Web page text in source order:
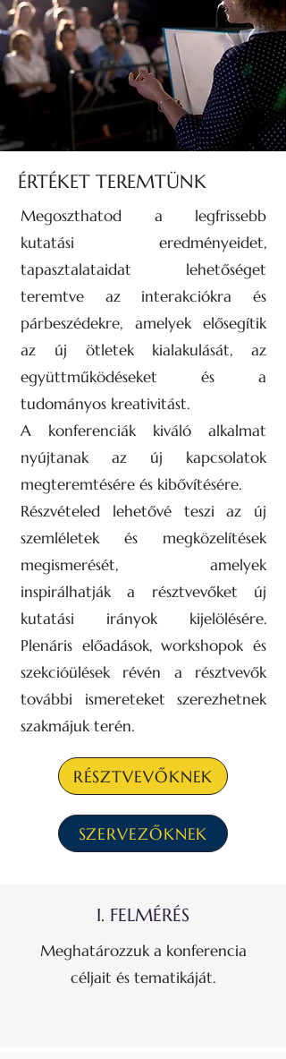
ÉRTÉKET TEREMTÜNK
Megoszthatod a legfrissebb
kutatási eredményeidet,
tapasztalataidat lehetőséget
teremtve az interakciókra és
párbeszédekre, amelyek elősegítik
az új ötletek kialakulását, az
együttműködéseket és a
tudományos kreativitást.
A konferenciák kiváló alkalmat
nyújtanak az új kapcsolatok
megteremtésére és kibővítésére.
Részvételed lehetővé teszi az új
szemléletek és megközelítések
megismerését, amelyek
inspirálhatják a résztvevőket új
kutatási irányok kijelölésére.
Plenáris előadások, workshopok és
szekcióülések révén a résztvevők
további ismereteket szerezhetnek
szakmájuk terén.
RÉSZTVEVŐKNEK
SZERVEZŐKNEK
I. FELMÉRÉS
Meghatározzuk a konferencia
céljait és tematikáját.